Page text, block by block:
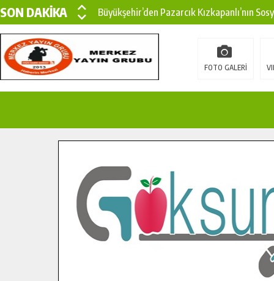
SON DAKİKA
Büyükşehir’den Pazarcık Kızkapanlı’nın
Büyükşehir’den Pazarcık Kırsalına Modern
Çin’den KSÜ’ye Uluslararası Başarı:
İlçe Jandarma Komutanı Karakaya’dan
Bertiz’in Yeni Köprüsünde Sona Doğru.
FOTO GALERİ